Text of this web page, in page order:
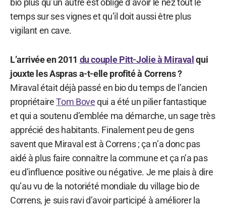
bio plus qu’un autre est obligé d’avoir le nez tout le
temps sur ses vignes et qu’il doit aussi être plus
vigilant en cave.
L’arrivée en 2011 du couple Pitt-Jolie à Miraval qui
jouxte les Aspras a-t-elle profité à Correns ?
Miraval était déjà passé en bio du temps de l’ancien
propriétaireTom Bovequi a été un pilier fantastique
et qui a soutenu d’emblée ma démarche, un sage très
apprécié des habitants. Finalement peu de gens
savent que Miraval est à Correns ; ça n’a donc pas
aidé à plus faire connaître la commune et ça n’a pas
eu d’influence positive ou négative. Je me plais à dire
qu’au vu de la notoriété mondiale du village bio de
Correns, je suis ravi d’avoir participé à améliorer la